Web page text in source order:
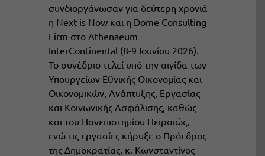
συνδιοργάνωσαν για δεύτερη χρονιά
η Next is Now και η Dome Consulting
Firm στο Athenaeum
InterContinental (8-9 Ιουνίου 2026).
Το συνέδριο τελεί υπό την αιγίδα των
Υπουργείων Εθνικής Οικονομίας και
Οικονομικών, Ανάπτυξης, Εργασίας
και Κοινωνικής Ασφάλισης, καθώς
και του Πανεπιστημίου Πειραιώς,
ενώ τις εργασίες κήρυξε ο Πρόεδρος
της Δημοκρατίας, κ. Κωνσταντίνος